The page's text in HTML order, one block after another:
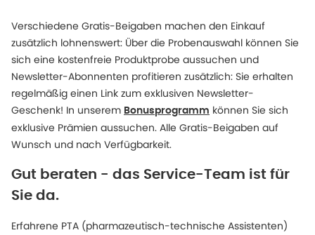
Verschiedene Gratis-Beigaben machen den Einkauf
zusätzlich lohnenswert: Über die Probenauswahl können Sie
sich eine kostenfreie Produktprobe aussuchen und
Newsletter-Abonnenten profitieren zusätzlich: Sie erhalten
regelmäßig einen Link zum exklusiven Newsletter-
Geschenk! In unserem Bonusprogramm können Sie sich
exklusive Prämien aussuchen. Alle Gratis-Beigaben auf
Wunsch und nach Verfügbarkeit.
Gut beraten - das Service-Team ist für
Sie da.
Erfahrene PTA (pharmazeutisch-technische Assistenten)